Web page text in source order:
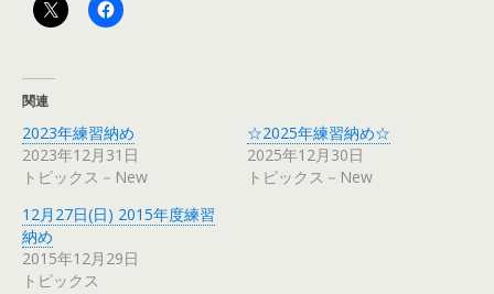
関連
2023年練習納め
2023年12月31日
トピックス－New
☆2025年練習納め☆
2025年12月30日
トピックス－New
12月27日(日) 2015年度練習
納め
2015年12月29日
トピックス